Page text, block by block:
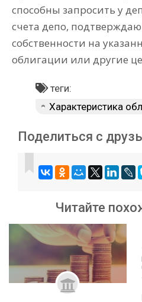
способны запросить у
счета депо,
собственности на
облигации или другие
теги:
Характеристика
Поделиться с
Читайте